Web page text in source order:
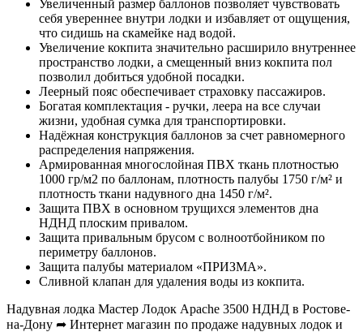
Увеличенный размер баллонов позволяет чувствовать
себя увереннее внутри лодки и избавляет от ощущения,
что сидишь на скамейке над водой.
Увеличение кокпита значительно расширило внутреннее
пространство лодки, а смещенный вниз кокпита пол
позволил добиться удобной посадки.
Леерный пояс обеспечивает страховку пассажиров.
Богатая комплектация - ручки, леера на все случаи
жизни, удобная сумка для транспортировки.
Надёжная конструкция баллонов за счет равномерного
распределения напряжения.
Армированная многослойная ПВХ ткань плотностью
1000 гр/м2 по баллонам, плотность палубы 1750 г/м² и
плотность ткани надувного дна 1450 г/м².
Защита ПВХ в основном трущихся элементов дна
НДНД плоским привалом.
Защита привальным брусом с волноотбойником по
периметру баллонов.
Защита палубы материалом «ПРИЗМА».
Сливной клапан для удаления воды из кокпита.
Надувная лодка Мастер Лодок Apache 3500 НДНД в Ростове-
на-Дону ➦ Интернет магазин по продаже надувных лодок и